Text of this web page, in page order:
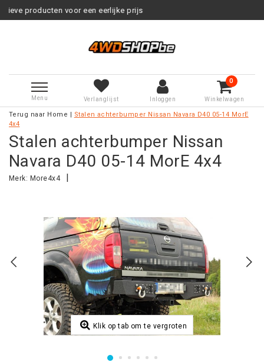
voor een eerlijke prijs
Menu Verlanglijst Inloggen
0
Winkelwagen
Terug naar Home
Stalen achterbumper Nissan Navara D40 05-14 MorE
4x4
Stalen achterbumper Nissan
Navara D40 05-14 MorE 4x4
Merk: More4x4
Klik op tab om te vergroten